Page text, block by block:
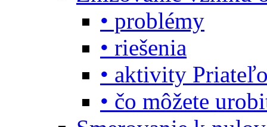
• problémy
• riešenia
• aktivity
• čo môžete